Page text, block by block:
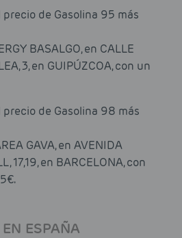
de Gasolina 95 más
BASALGO, en CALLE
3, en GUIPÚZCOA, con un
precio de Gasolina 98 más
GAVA, en AVENIDA
17,19, en BARCELONA, con
ESPAÑA